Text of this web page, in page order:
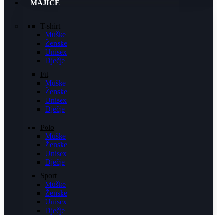
MAJICE
T-shirt
Muške
Ženske
Unisex
Dječje
Fit
Muške
Ženske
Unisex
Dječje
Polo
Muške
Ženske
Unisex
Dječje
Sport
Muške
Ženske
Unisex
Dječje